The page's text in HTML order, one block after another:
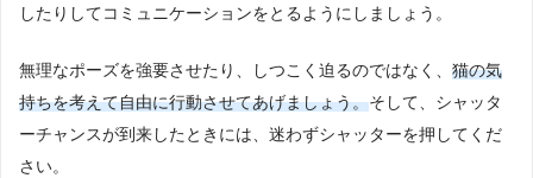
したりしてコミュニケーションをとるようにしましょう。
無理なポーズを強要させたり、しつこく迫るのではなく、 猫の気
持ちを考えて自由に行動させてあげましょう。そして、シャッタ
ーチャンスが到来したときには、迷わずシャッターを押してくだ
さい。